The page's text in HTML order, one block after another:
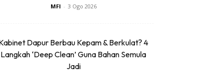
MFI - 3 Ogo 2026
Dapur Berbau Kepam & Berkulat? 4
Langkah ‘Deep Clean’ Guna Bahan Semula
Jadi